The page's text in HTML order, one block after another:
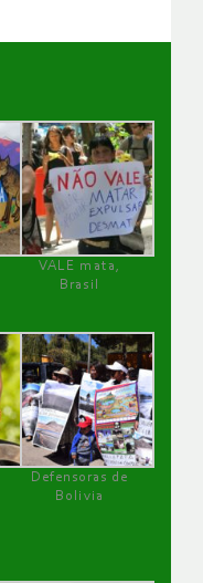
VALE mata,
Brasil
Defensoras de
Bolivia